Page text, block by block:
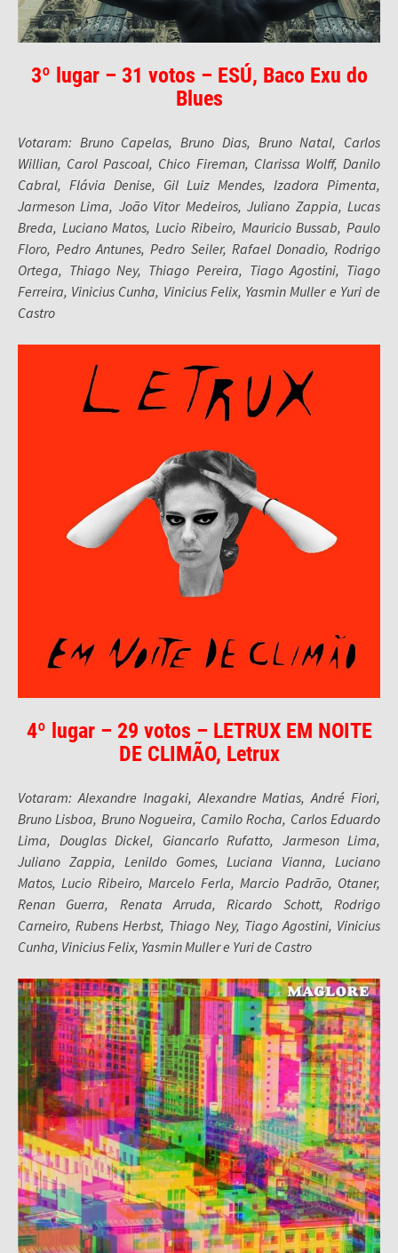
3º lugar – 31 votos – ESÚ, Baco Exu do
Blues
Votaram: Bruno Capelas, Bruno Dias, Bruno Natal, Carlos
Willian, Carol Pascoal, Chico Fireman, Clarissa Wolff, Danilo
Cabral, Flávia Denise, Gil Luiz Mendes, Izadora Pimenta,
Jarmeson Lima, João Vitor Medeiros, Juliano Zappia, Lucas
Breda, Luciano Matos, Lucio Ribeiro, Mauricio Bussab, Paulo
Floro, Pedro Antunes, Pedro Seiler, Rafael Donadio, Rodrigo
Ortega, Thiago Ney, Thiago Pereira, Tiago Agostini, Tiago
Ferreira, Vinicius Cunha, Vinicius Felix, Yasmin Muller e Yuri de
Castro
4º lugar – 29 votos – LETRUX EM NOITE
DE CLIMÃO, Letrux
Votaram: Alexandre Inagaki, Alexandre Matias, André Fiori,
Bruno Lisboa, Bruno Nogueira, Camilo Rocha, Carlos Eduardo
Lima, Douglas Dickel, Giancarlo Rufatto, Jarmeson Lima,
Juliano Zappia, Lenildo Gomes, Luciana Vianna, Luciano
Matos, Lucio Ribeiro, Marcelo Ferla, Marcio Padrão, Otaner,
Renan Guerra, Renata Arruda, Ricardo Schott, Rodrigo
Carneiro, Rubens Herbst, Thiago Ney, Tiago Agostini, Vinicius
Cunha, Vinicius Felix, Yasmin Muller e Yuri de Castro